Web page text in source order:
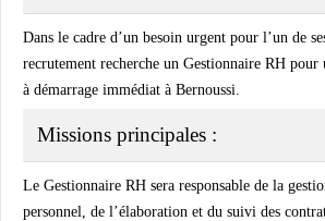
Dans le cadre d’un besoin urgent pour l’un de
recrutement recherche un Gestionnaire RH pour
à démarrage immédiat à Bernoussi
Missions principales :
Le Gestionnaire RH sera responsable de la
personnel, de l’élaboration et du suivi des